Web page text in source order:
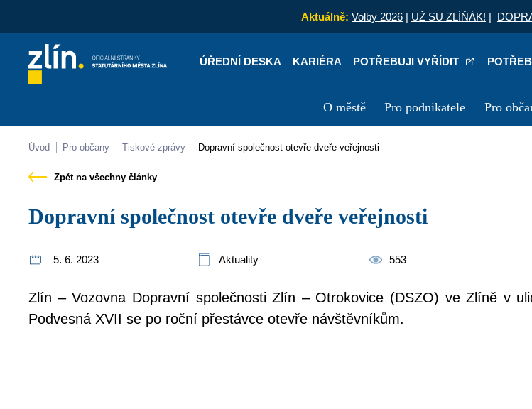
Aktuálně: Volby 2026 | UŽ SU ZLÍŇÁK! |
ÚŘEDNÍ DESKA KARIÉRA POTŘEBUJI VYŘÍDIT
O městě Pro podnikatele Pro
Kontakty Úřední deska
Úvod Pro občany Tiskové zprávy Dopravní společnost otevře dveře veřejnosti
Zpět na všechny články
Dopravní společnost otevře dveře veřejnosti
5. 6. 2023 Aktuality 553
Zlín – Vozovna Dopravní společnosti Zlín – Otrokovice (DSZO) ve Zlíně v
Podvesná XVII se po roční přestávce otevře návštěvníkům.